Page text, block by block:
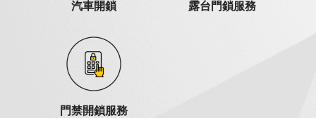
汽車開鎖 露台門鎖服務
門禁開鎖服務